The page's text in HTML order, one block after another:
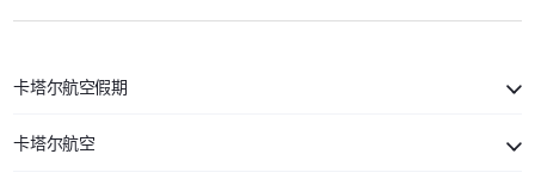
卡塔尔航空假期
卡塔尔航空